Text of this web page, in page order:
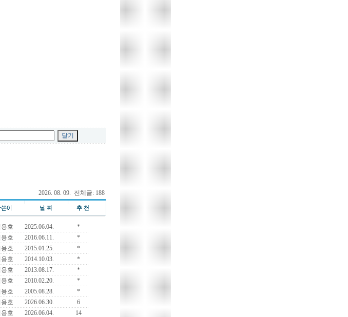
2026. 08. 09. 전체글: 188
용호 2025.06.04.
*
용호 2016.06.11.
*
용호 2015.01.25.
*
용호 2014.10.03.
*
용호 2013.08.17.
*
용호 2010.02.20.
*
용호 2005.08.28.
*
용호 2026.06.30.
6
용호 2026.06.04.
14